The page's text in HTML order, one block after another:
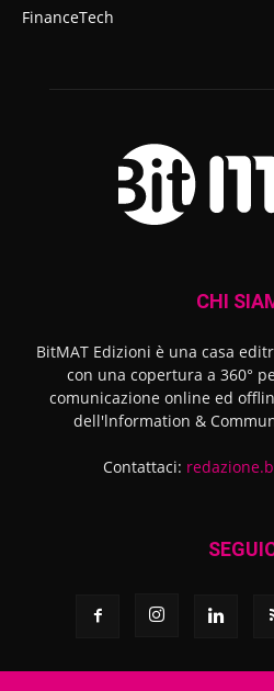
FinanceTech
CHI
BitMAT Edizioni è una casa
con una copertura a 360°
comunicazione online ed
dell'lnformation &
Contattaci: